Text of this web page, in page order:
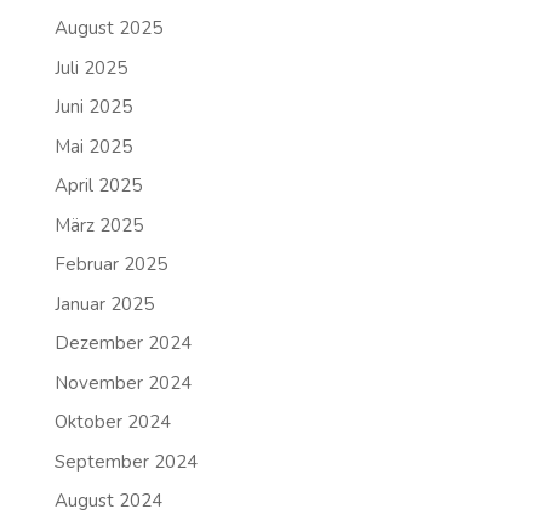
August 2025
Juli 2025
Juni 2025
Mai 2025
April 2025
März 2025
Februar 2025
Januar 2025
Dezember 2024
November 2024
Oktober 2024
September 2024
August 2024